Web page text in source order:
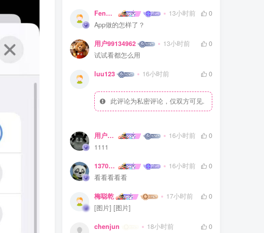
Feng66077887 13小时前
0
App做的怎样了？
用户99134962 13小时前
0
试试看都怎么用
luu123 16小时前 0
此评论为私密评论，仅双方可见.
用户45289622 16小时前
0
1111
1370713774a 16小时前
0
看看看看看
梅聪乾 17小时前
0
[图片] [图片]
chenjun 18小时前
0